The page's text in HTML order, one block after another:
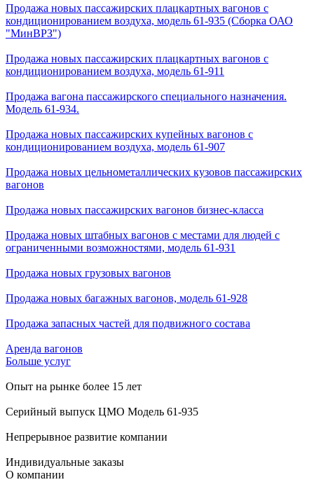
Продажа новых пассажирских плацкартных вагонов с
кондиционированием воздуха, модель 61-935 (Сборка ОАО
"МинВРЗ")
Продажа новых пассажирских плацкартных вагонов с
кондиционированием воздуха, модель 61-911
Продажа вагона пассажирского специального назначения.
Модель 61-934.
Продажа новых пассажирских купейных вагонов с
кондиционированием воздуха, модель 61-907
Продажа новых цельнометаллических кузовов пассажирских
вагонов
Продажа новых пассажирских вагонов бизнес-класса
Продажа новых штабных вагонов с местами для людей с
ограниченными возможностями, модель 61-931
Продажа новых грузовых вагонов
Продажа новых багажных вагонов, модель 61-928
Продажа запасных частей для подвижного состава
Аренда вагонов
Больше услуг
Опыт на рынке более 15 лет
Серийный выпуск ЦМО Модель 61-935
Непрерывное развитие компании
Индивидуальные заказы
О компании